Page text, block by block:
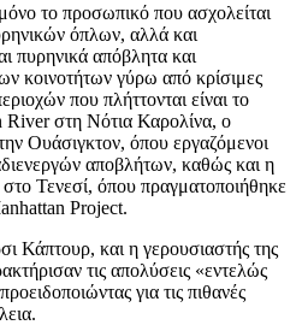
το προσωπικό που ασχολείται
όπλων, αλλά και
πυρηνικά απόβλητα και
κοινοτήτων γύρω από κρίσιμες
που πλήττονται είναι το
River στη Νότια Καρολίνα, ο
Ουάσιγκτον, όπου εργαζόμενοι
αποβλήτων, καθώς και η
Τενεσί, όπου πραγματοποιήθηκε
Project.
Κάπτουρ, και η γερουσιαστής της
τις απολύσεις «εντελώς
για τις πιθανές